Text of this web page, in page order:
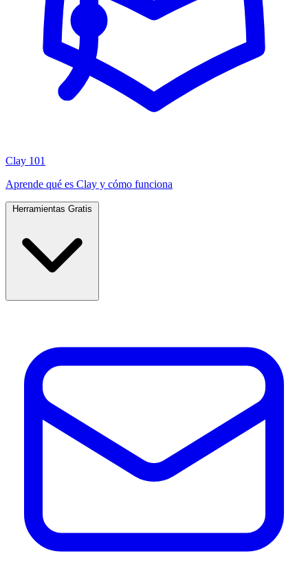
Clay 101
Aprende qué es Clay y cómo funciona